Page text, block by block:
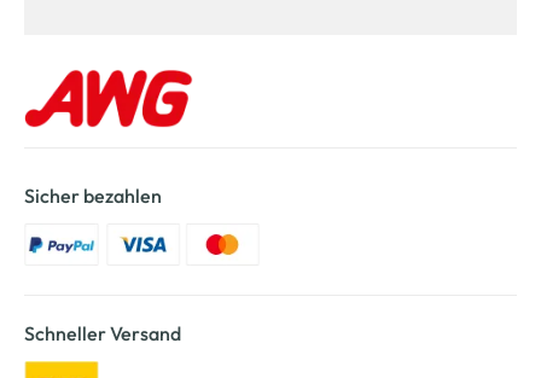
Sicher bezahlen
Schneller Versand